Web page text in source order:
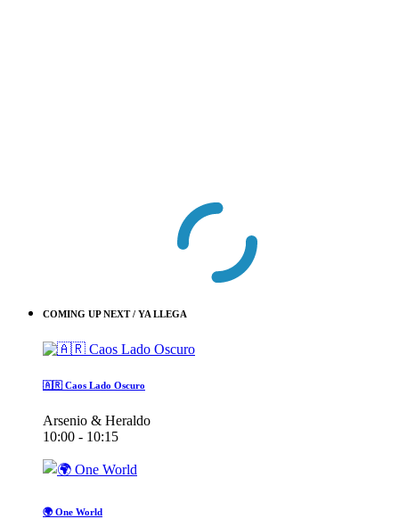
COMING UP NEXT / YA LLEGA
🇦🇷 Caos Lado Oscuro
Arsenio & Heraldo
10:00 - 10:15
🌍 One World